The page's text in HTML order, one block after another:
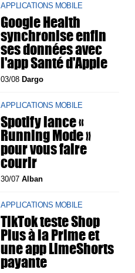
APPLICATIONS MOBILE
Google Health
synchronise enfin
ses données avec
l'app Santé d'Apple
03/08Dargo
APPLICATIONS MOBILE
Spotify lance «
Running Mode »
pour vous faire
courir
30/07Alban
APPLICATIONS MOBILE
TikTok teste Shop
Plus à la Prime et
une app LimeShorts
payante